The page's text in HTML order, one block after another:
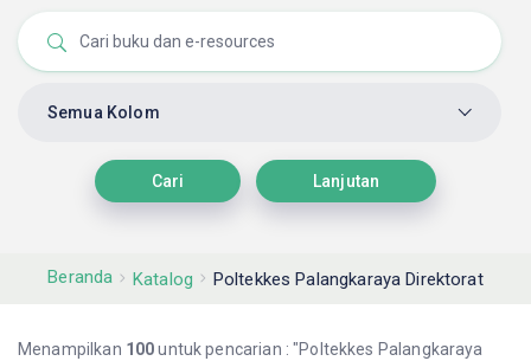
Semua Kolom
Cari Lanjutan
Beranda Katalog Poltekkes Palangkaraya Direktorat
Menampilkan 100untuk pencarian : "Poltekkes Palangkaraya